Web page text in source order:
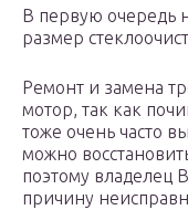
В первую очередь
размер
Ремонт и замена
мотор, так как
тоже очень часто
можно
поэтому владелец
причину